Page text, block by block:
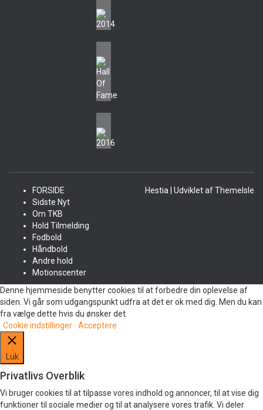
FORSIDE
Sidste Nyt
Om TKB
Hold Tilmelding
Fodbold
Håndbold
Andre hold
Motionscenter
Hestia | Udviklet afThemeIsle
Denne hjemmeside benytter cookies til at forbedre din oplevelse af
siden. Vi går som udgangspunkt udfra at det er ok med dig. Men du kan
fra vælge dette hvis du ønsker det.
Cookie indstillinger
Acceptere
Luk
Privatlivs Overblik
Vi bruger cookies til at tilpasse vores indhold og annoncer, til at vise dig
funktioner til sociale medier og til at analysere vores trafik. Vi deler